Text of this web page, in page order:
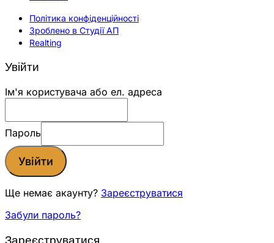
Політика конфіденційності
Зроблено в Студії АП
Realting
Увійти
Ім'я користувача або ел. адреса
Пароль
Увійти
Ще немає акаунту? Зареєструватися
Забули пароль?
Зареєструватися